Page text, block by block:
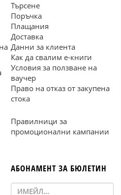
Търсене
Поръчка
Плащания
Доставка
Данни за клиента
Как да свалим е-книги
Условия за ползване на
ваучер
Право на отказ от закупена
стока
Правилници за
промоционални кампании
АБОНАМЕНТ ЗА БЮЛЕТИН